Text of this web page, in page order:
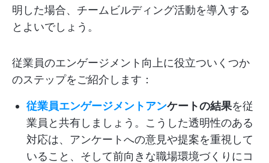
明した場合、チームビルディング活動を導入する
とよいでしょう。
従業員のエンゲージメント向上に役立ついくつか
のステップをご紹介します：
従業員エンゲージメントアンケートの結果を従
業員と共有しましょう。こうした透明性のある
対応は、アンケートへの意見や提案を重視して
いること、そして前向きな職場環境づくりにコ